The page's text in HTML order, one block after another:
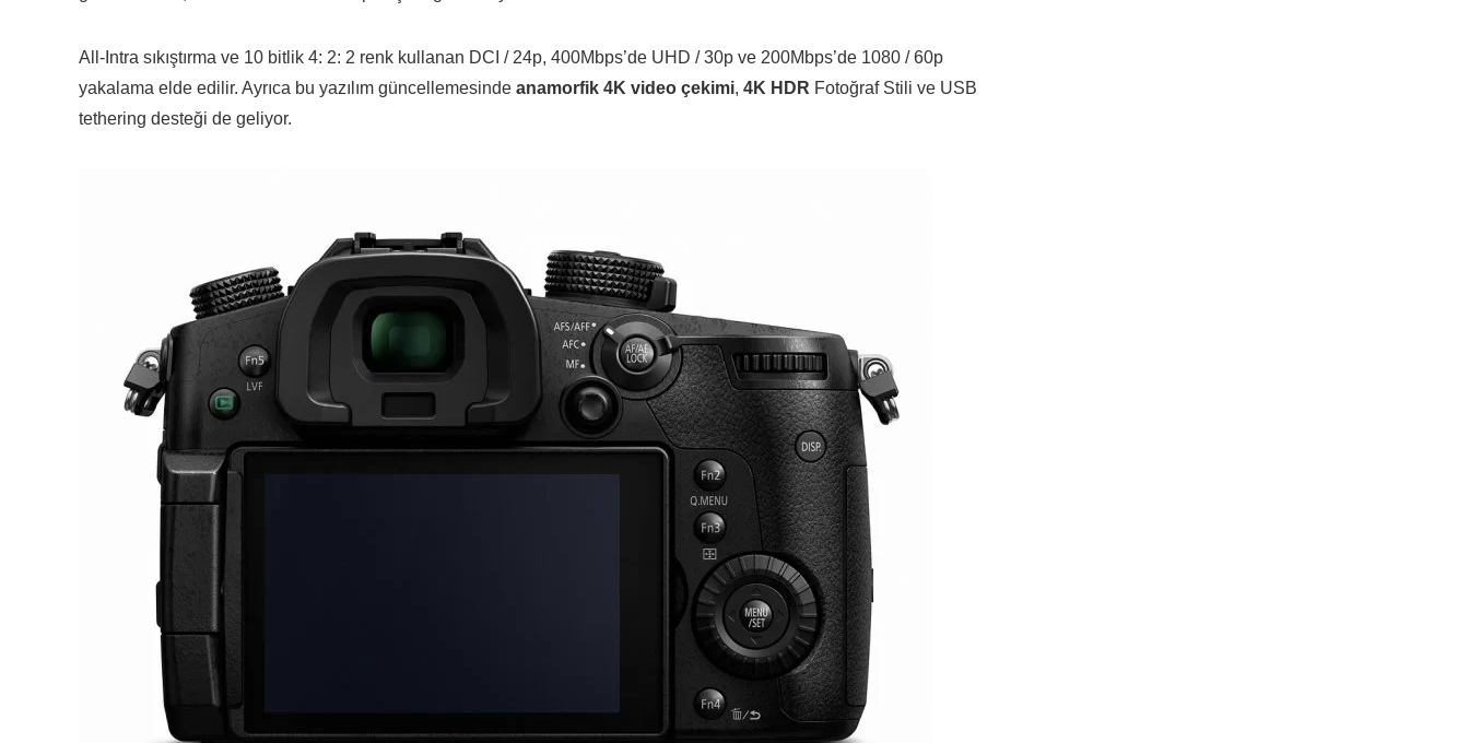
All-Intra sıkıştırma ve 10 bitlik 4: 2: 2 renk kullanan DCI / 24p, 400Mbps’de UHD / 30p ve 200Mbps’de 1080 / 60p
yakalama elde edilir. Ayrıca bu yazılım güncellemesinde anamorfik 4K video çekimi, 4K HDR Fotoğraf Stili ve USB
tethering desteği de geliyor.